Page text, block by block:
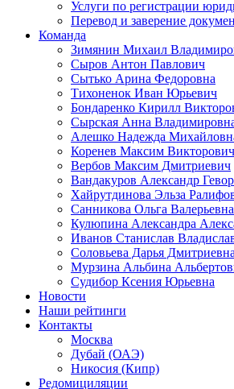
Услуги по регистрации
Перевод и заверение
Команда
Зимянин Михаил
Сыров Антон Павлович
Сытько Арина Федоровна
Тихоненок Иван Юрьевич
Бондаренко Кирилл
Сырская Анна
Алешко Надежда
Коренев Максим Викторович
Вербов Максим Дмитриевич
Вандакуров Александр
Хайрутдинова Эльза
Санникова Ольга Валерьевна
Кулюпина Александра
Иванов Станислав
Соловьева Дарья Дмитриевна
Мурзина Альбина
Судибор Ксения Юрьевна
Новости
Наши рейтинги
Контакты
Москва
Дубай (ОАЭ)
Никосия (Кипр)
Редомициляции